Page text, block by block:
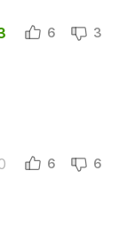
6 3
6 6